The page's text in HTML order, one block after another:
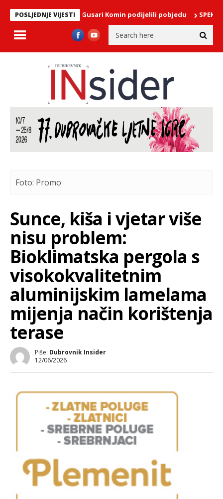
POSLJEDNJE VIJESTI
Crni put i Gusari Komin podijelili pobjedu SPEKTAKL NA
Foto: Promo
Sunce, kiša i vjetar više
nisu problem:
Bioklimatska pergola s
visokokvalitetnim
aluminijskim lamelama
mijenja način korištenja
terase
Piše: Dubrovnik Insider
12/06/2026